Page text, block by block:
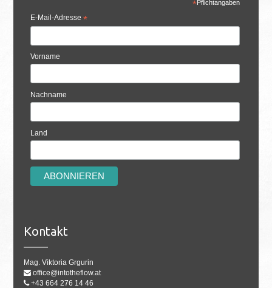
*Pflichtangaben
E-Mail-Adresse *
Vorname
Nachname
Land
Kontakt
Mag. Viktoria Grgurin
office@intotheflow.at
+43 664 276 14 46